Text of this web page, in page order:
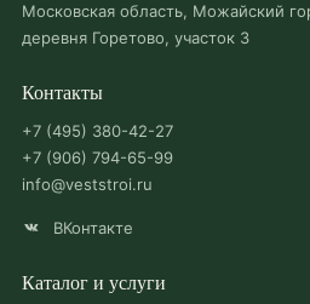
Московская область, Можайский
деревня Горетово, участок 3
Контакты
+7 (495) 380-42-27
+7 (906) 794-65-99
info@veststroi.ru
ВКонтакте
Каталог и услуги